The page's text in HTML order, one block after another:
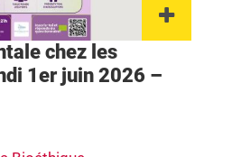
chez les
1er juin 2026 –